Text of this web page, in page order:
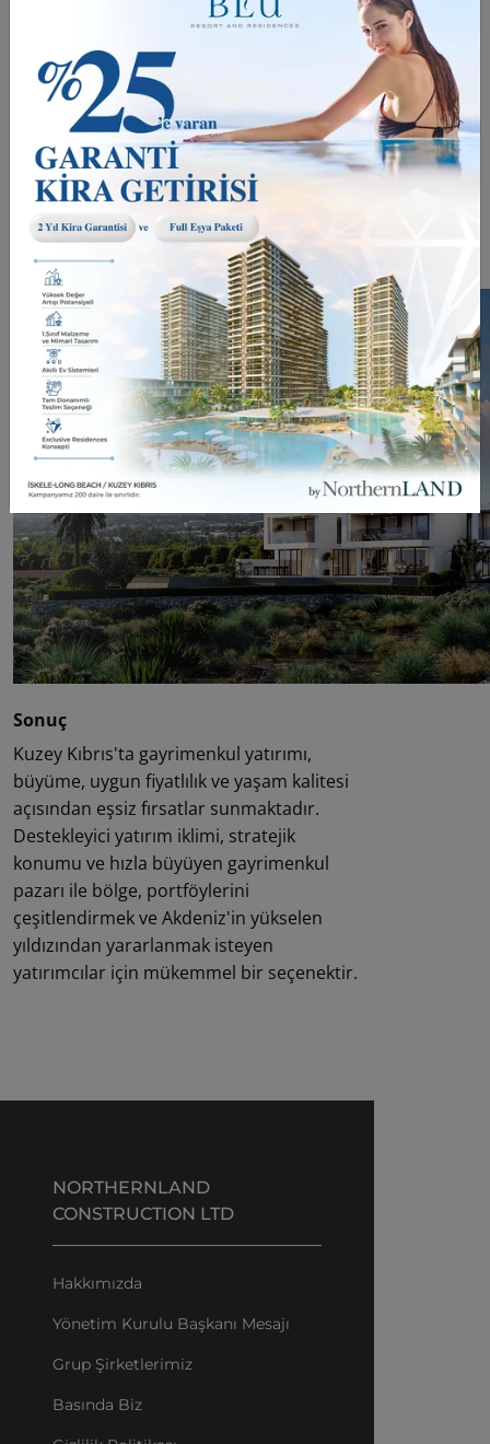
sağlamaktadır. Ayrıca, Kuzey Kıbrıs Ticaret
Odası ve Kuzey Kıbrıs Türk Cumhuriyeti
Başbakan Yardımcılığı, Turizm, Kültür,
Gençlik ve Çevre Bakanlığı da yeni
yatırımcılara destek ve rehberlik
sağlayarak ağ oluşturma ve iş geliştirme
fırsatları sunmaktadır.
Sonuç
Kuzey Kıbrıs'ta gayrimenkul yatırımı,
büyüme, uygun fiyatlılık ve yaşam kalitesi
açısından eşsiz fırsatlar sunmaktadır.
Destekleyici yatırım iklimi, stratejik
konumu ve hızla büyüyen gayrimenkul
pazarı ile bölge, portföylerini
çeşitlendirmek ve Akdeniz'in yükselen
yıldızından yararlanmak isteyen
yatırımcılar için mükemmel bir seçenektir.
NORTHERNLAND
CONSTRUCTION LTD
Hakkımızda
Yönetim Kurulu Başkanı Mesajı
Grup Şirketlerimiz
Basında Biz